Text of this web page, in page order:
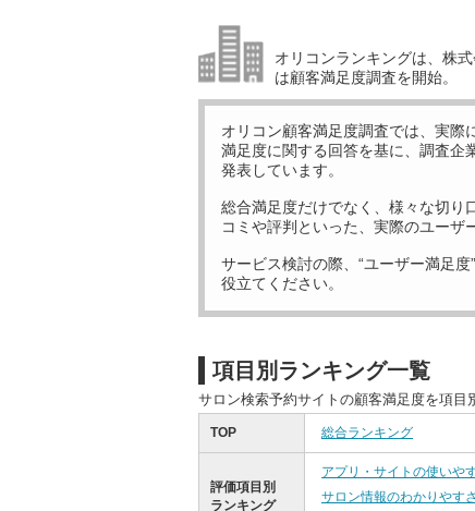
オリコンランキングは、株
は顧客満足度調査を開始。
オリコン顧客満足度調査では、実際
満足度に関する回答を基に、調査企
発表しています。
総合満足度だけでなく、様々な切り
コミや評判といった、実際のユーザ
サービス検討の際、“ユーザー満足
役立てください。
項目別ランキング一覧
サロン検索予約サイトの顧客満足度を項目
TOP 総合ランキング
評価項目別
ランキング
アプリ・サイトの使いや
サロン情報のわかりやすさ